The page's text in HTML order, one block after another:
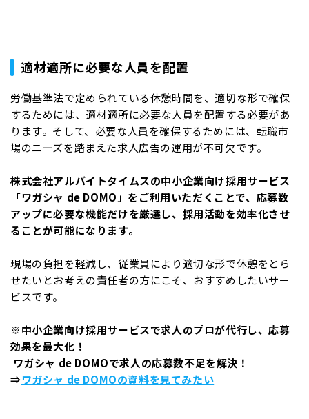
適材適所に必要な人員を配置
労働基準法で定められている休憩時間を、適切な形で確保
するためには、適材適所に必要な人員を配置する必要があ
ります。そして、必要な人員を確保するためには、転職市
場のニーズを踏まえた求人広告の運用が不可欠です。
株式会社アルバイトタイムスの中小企業向け採用サービス
「ワガシャ de DOMO」をご利用いただくことで、応募数
アップに必要な機能だけを厳選し、採用活動を効率化させ
ることが可能になります。
現場の負担を軽減し、従業員により適切な形で休憩をとら
せたいとお考えの責任者の方にこそ、おすすめしたいサー
ビスです。
※中小企業向け採用サービスで求人のプロが代行し、応募
効果を最大化！
ワガシャ de DOMOで求人の応募数不足を解決！
⇒ワガシャ de DOMOの資料を見てみたい